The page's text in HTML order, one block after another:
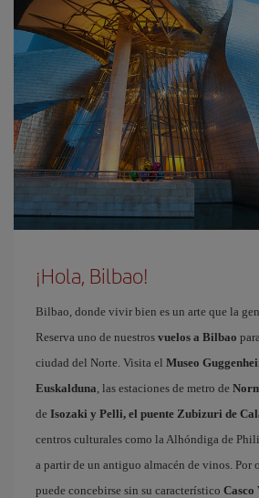
¡Hola, Bilbao!
Bilbao, donde vivir bien es un arte que la
Reserva uno de nuestros vuelos a Bilbao
ciudad del Norte. Visita el Museo
Euskalduna, las estaciones de metro de
de Isozaki y Pelli, el puente Zubizuri de
centros culturales como la Alhóndiga de
a partir de un antiguo almacén de vinos. Por
puede concebirse sin su característico Casco